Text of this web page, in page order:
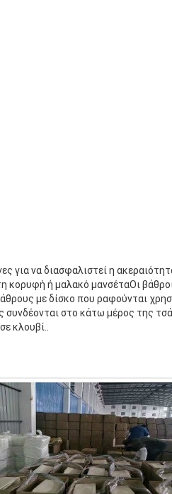
για να διασφαλιστεί η
κορυφή ή μαλακό μανσέταΟι
με δίσκο που ραφούνται
στο κάτω μέρος της
κλουβί..